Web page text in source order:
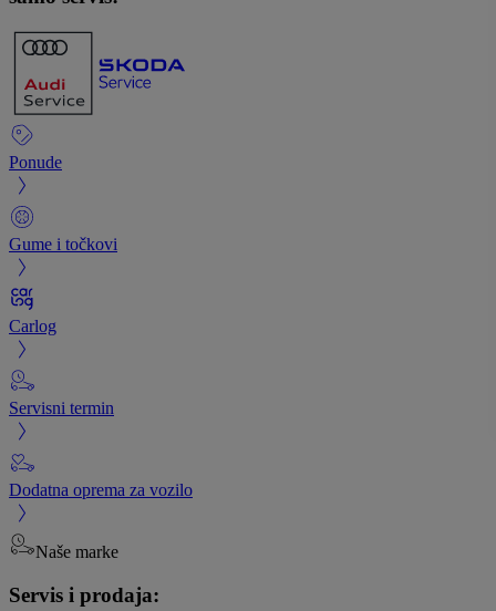
Ponude
Gume i točkovi
Carlog
Servisni termin
Dodatna oprema za vozilo
Naše marke
Servis i prodaja: